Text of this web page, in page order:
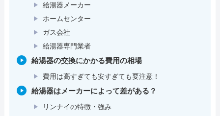
給湯器メーカー
ホームセンター
ガス会社
給湯器専門業者
給湯器の交換にかかる費用の相場
費用は高すぎても安すぎても要注意！
給湯器はメーカーによって差がある？
リンナイの特徴・強み